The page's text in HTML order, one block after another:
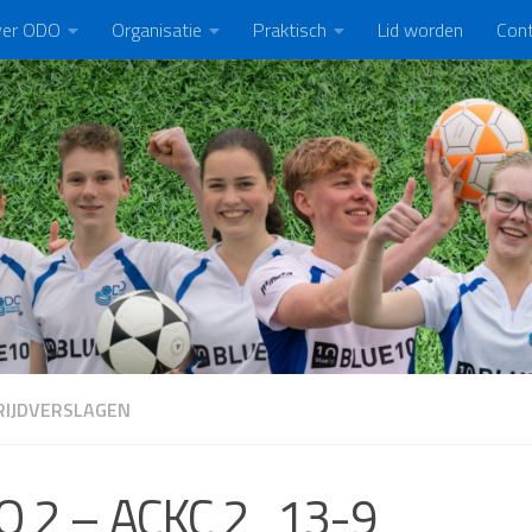
ODO Organisatie Praktisch Lid worden
2 – ACKC 2 13-9